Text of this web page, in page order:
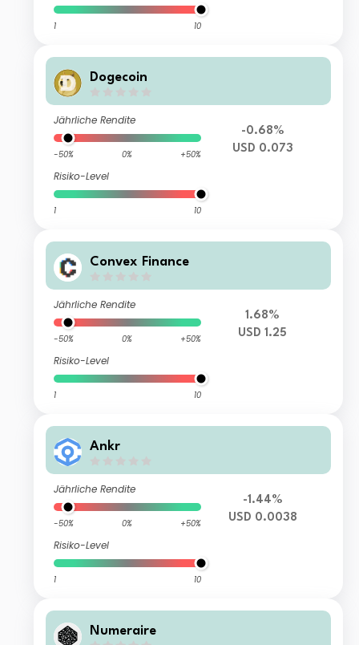
1 10
Dogecoin
Jährliche Rendite
-50% 0% +50%
Risiko-Level
1 10
-0.68%
USD 0.073
Convex Finance
Jährliche Rendite
-50% 0% +50%
Risiko-Level
1 10
1.68%
USD 1.25
Ankr
Jährliche Rendite
-50% 0% +50%
Risiko-Level
1 10
-1.44%
USD 0.0038
Numeraire